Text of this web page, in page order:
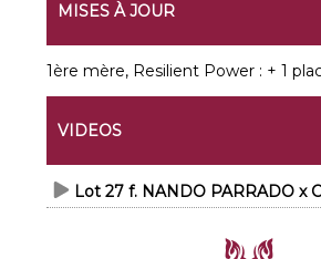
MISES À JOUR
1ère mère, Resilient Power : + 1
VIDEOS
Lot 27 f. NANDO PARRADO x